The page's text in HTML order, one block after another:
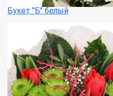
Букет "Б" белый